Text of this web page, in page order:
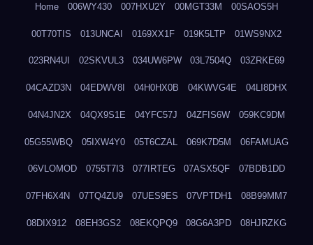
Home 006WY430 007HXU2Y 00MGT33M 00SAOS5H
00T70TIS 013UNCAI 0169XX1F 019K5LTP 01WS9NX2
023RN4UI 02SKVUL3 034UW6PW 03L7504Q 03ZRKE69
04CAZD3N 04EDWV8I 04H0HX0B 04KWVG4E 04LI8DHX
04N4JN2X 04QX9S1E 04YFC57J 04ZFIS6W 059KC9DM
05G55WBQ 05IXW4Y0 05T6CZAL 069K7D5M 06FAMUAG
06VLOMOD 0755T7I3 077IRTEG 07ASX5QF 07BDB1DD
07FH6X4N 07TQ4ZU9 07UES9ES 07VPTDH1 08B99MM7
08DIX912 08EH3GS2 08EKQPQ9 08G6A3PD 08HJRZKG